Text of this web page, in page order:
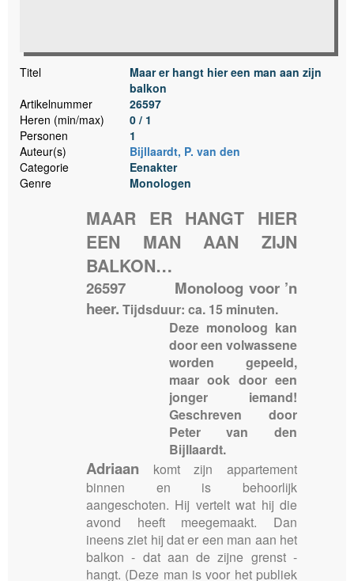
Titel
Maar er hangt hier een man aan zijn
balkon
Artikelnummer
26597
Heren (min/max)
0 / 1
Personen
1
Auteur(s)
Bijllaardt, P. van den
Categorie
Eenakter
Genre
Monologen
MAAR ER HANGT HIER
EEN MAN AAN ZIJN
BALKON…
26597 Monoloog voor ’n
heer. Tijdsduur: ca. 15 minuten.
Deze monoloog kan
door een volwassene
worden gepeeld,
maar ook door een
jonger iemand!
Geschreven door
Peter van den
Bijllaardt.
Adriaan komt zijn appartement
binnen en is behoorlijk
aangeschoten. Hij vertelt wat hij die
avond heeft meegemaakt. Dan
ineens ziet hij dat er een man aan het
balkon - dat aan de zijne grenst -
hangt. (Deze man is voor het publiek